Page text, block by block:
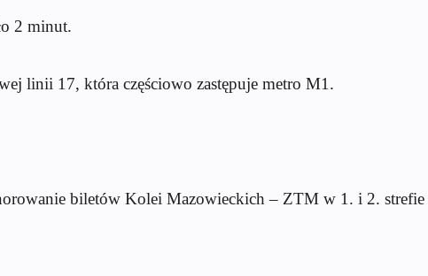
2 minut.
linii 17, która częściowo zastępuje metro M1.
biletów Kolei Mazowieckich – ZTM w 1. i 2.